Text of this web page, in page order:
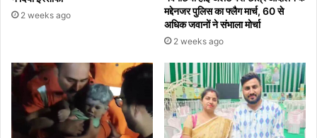
2 weeks ago
मद्देनजर पुलिस का फ्लैग मार्च, 60 से
अधिक जवानों ने संभाला मोर्चा
2 weeks ago